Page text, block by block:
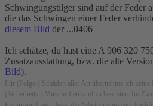
Schwingungstilger sind auf der Feder
die das Schwingen einer Feder
diesem Bild der ...0406
Ich schätze, du hast eine A 906 320
Zusatzausstattung, bzw. die alte
Bild).
Für (Folge-) Schäden aller Art übernehme ich
(Sicherheits-) Vorschriften sind zu beachten. Im